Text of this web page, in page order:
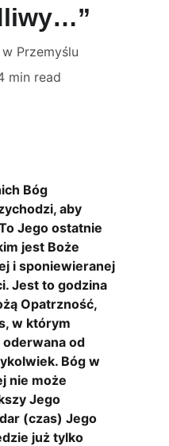
Przemyślu
min read
Bóg
aby
Jego ostatnie
jest Boże
i sponiewieranej
Jest to godzina
Opatrzność,
w którym
od
Bóg w
nie może
Jego
(czas) Jego
już tylko